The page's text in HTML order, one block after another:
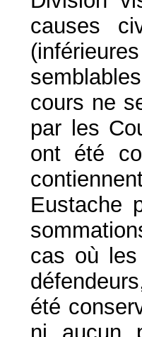
causes
cours ne
par les
ont été
Eustache
cas où
été